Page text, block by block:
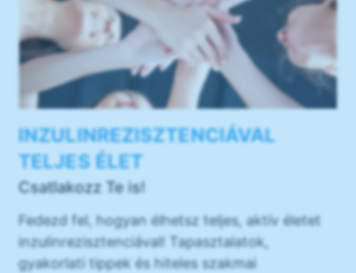
INZULINREZISZTENCIÁVAL
TELJES ÉLET
Csatlakozz Te is!
Fedezd fel, hogyan élhetsz teljes, aktív életet
inzulinrezisztenciával! Tapasztalatok,
gyakorlati tippek és hiteles szakmai